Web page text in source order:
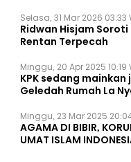
Selasa, 31 Mar 2026 03:33
Ridwan Hisjam
Rentan Terpecah
Minggu, 20 Apr 2025 10:19
KPK sedang mainkan
Geledah Rumah La
Minggu, 23 Mar 2025
AGAMA DI BIBIR,
UMAT ISLAM